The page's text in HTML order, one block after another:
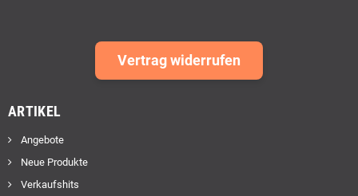
Vertrag widerrufen
ARTIKEL
Angebote
Neue Produkte
Verkaufshits